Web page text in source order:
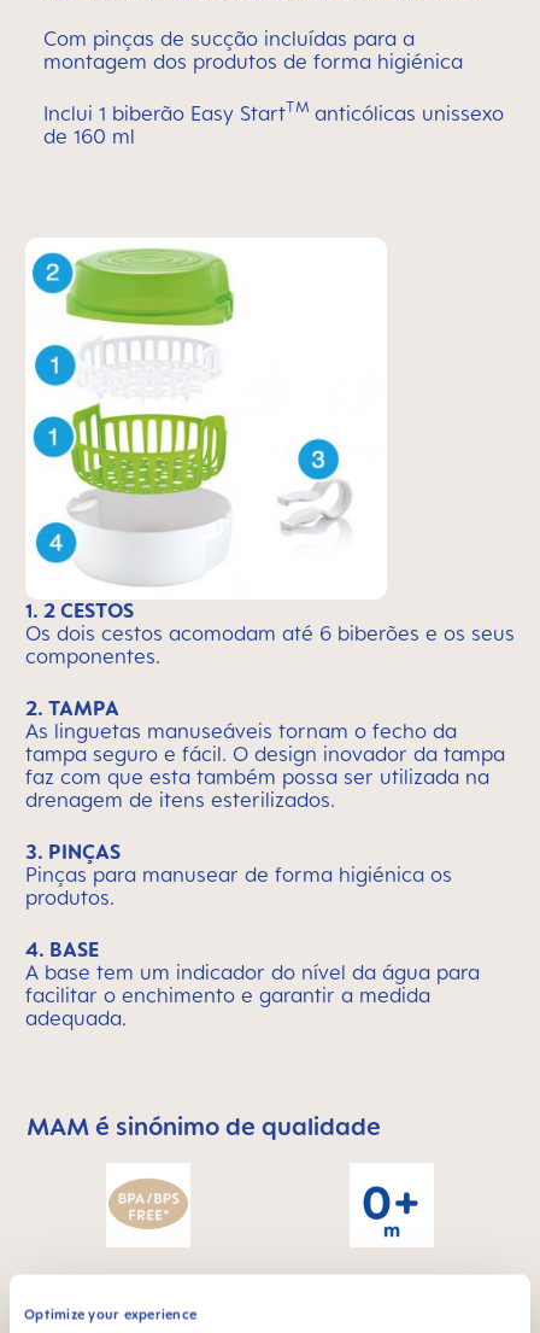
Optimize your experience
Com pinças de sucção incluídas para a
montagem dos produtos de forma higiénica
Inclui 1 biberão Easy StartTM anticólicas unissexo
de 160 ml
1. 2 CESTOS
Os dois cestos acomodam até 6 biberões e os seus
componentes.
2. TAMPA
As linguetas manuseáveis tornam o fecho da
tampa seguro e fácil. O design inovador da tampa
faz com que esta também possa ser utilizada na
drenagem de itens esterilizados.
3. PINÇAS
Pinças para manusear de forma higiénica os
produtos.
4. BASE
A base tem um indicador do nível da água para
facilitar o enchimento e garantir a medida
adequada.
Skip MAM Means Quality Icon Bar
MAM é sinónimo de qualidade
Todos os produtos